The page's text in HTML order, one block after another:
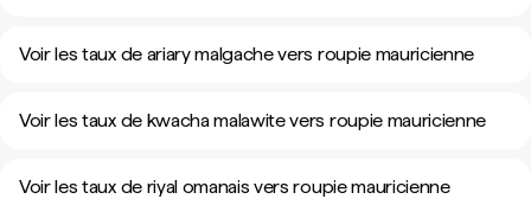
Voir les taux de ariary malgache vers roupie mauricienne
Voir les taux de kwacha malawite vers roupie mauricienne
Voir les taux de riyal omanais vers roupie mauricienne